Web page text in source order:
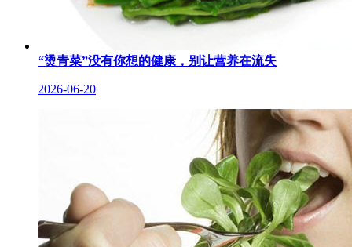
“烫青菜”没有你想的健康，别让营养在流失
2026-06-20